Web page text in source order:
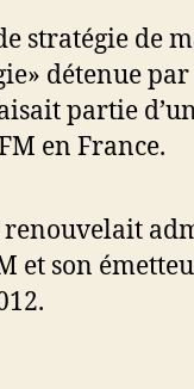
stratégie de
détenue
partie
en France.
renouvelait
et son